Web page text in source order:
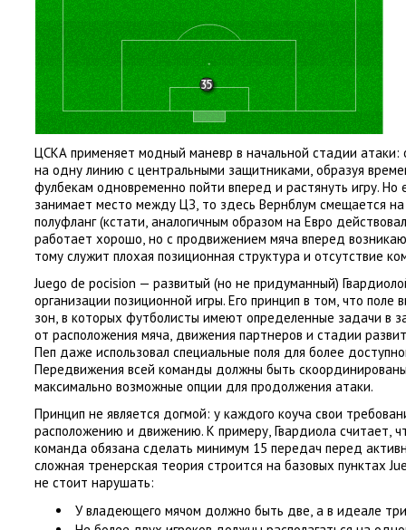
ЦСКА применяет модный маневр в начальной стадии атаки:
на одну линию с центральными защитниками, образуя
фулбекам одновременно пойти вперед и растянуть игру. Но
занимает место между ЦЗ, то здесь Вернблум смещается
полуфланг (кстати, аналогичным образом на Евро
работает хорошо, но с продвижением мяча вперед
тому служит плохая позиционная структура и отсутствие
Juego de pocision — развитый (но не придуманный)
организации позиционной игры. Его принцип в том, что поле
зон, в которых футболисты имеют определенные задачи в
от расположения мяча, движения партнеров и стадии
Пеп даже использовал специальные поля для более
Передвижения всей команды должны быть
максимально возможные опции для продолжения атаки.
Принцип не является догмой: у каждого коуча свои
расположению и движению. К примеру, Гвардиола считает,
команда обязана сделать минимум 15 передач перед
сложная тренерская теория строится на базовых пунктах
не стоит нарушать:
У владеющего мячом должно быть две, а в идеале